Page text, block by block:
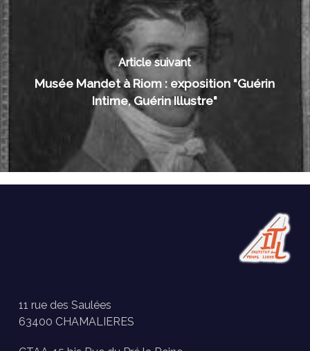
Article suivant
Musée Mandet à Riom : exposition "Guérin
Intime, Guérin Illustre"
11 rue des Saulées
63400 CHAMALIERES